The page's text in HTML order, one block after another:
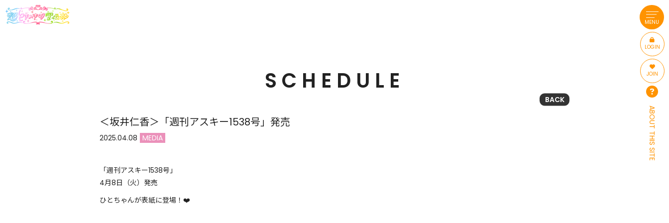
MENU
LOGIN
JOIN
ABOUT THIS SITE
SCHEDULE
BACK
＜坂井仁香＞「週刊アスキー1538号」発売
2025.04.08 MEDIA
「週刊アスキー1538号」
4月8日（火）発売
ひとちゃんが表紙に登場！❤️